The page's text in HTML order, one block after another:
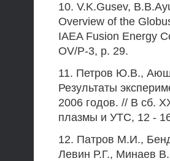
10. V.K.Gusev,
Overview of the
IAEA Fusion Energy
OV/P-3, p. 29.
11. Петров Ю.В.,
Результаты
2006 годов. // В сб.
плазмы и УТС, 12 -
12. Патров М.И.,
Левин Р.Г., Минаев